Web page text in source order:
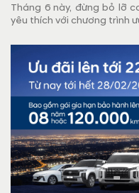
Tháng 6 này, đừng bỏ lỡ
yêu thích với chương trình